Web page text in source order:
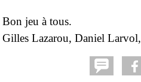
Bon jeu à tous.
Gilles Lazarou, Daniel La